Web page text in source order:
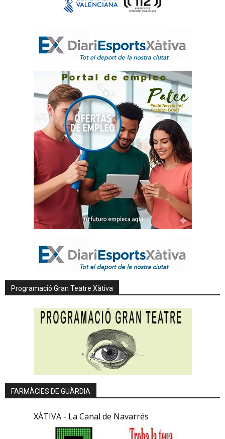
Programació Gran Teatre Xàtiva
FARMÀCIES DE GUÀRDIA
XÀTIVA - La Canal de Navarrés